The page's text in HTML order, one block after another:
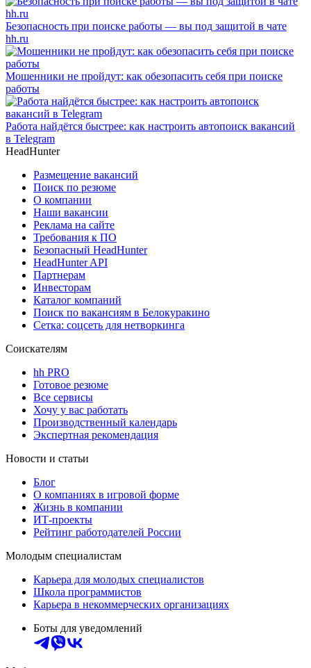
Безопасность при поиске работы — вы под защитой в чате
hh.ru
Мошенники не пройдут: как обезопасить себя при поиске
работы
Работа найдётся быстрее: как настроить автопоиск вакансий
в Telegram
HeadHunter
Размещение вакансий
Поиск по резюме
О компании
Наши вакансии
Реклама на сайте
Требования к ПО
Безопасный HeadHunter
HeadHunter API
Партнерам
Инвесторам
Каталог компаний
Поиск по вакансиям в Белокуракино
Сетка: соцсеть для нетворкинга
Соискателям
hh PRO
Готовое резюме
Все сервисы
Хочу у вас работать
Производственный календарь
Экспертная рекомендация
Новости и статьи
Блог
О компаниях в игровой форме
Жизнь в компании
ИТ-проекты
Рейтинг работодателей России
Молодым специалистам
Карьера для молодых специалистов
Школа программистов
Карьера в некоммерческих организациях
Боты для уведомлений